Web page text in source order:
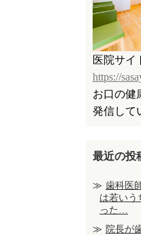
医院サイ
https://
お口の健
発信して
最近の投
歯科医
は若いう
った…
院長が